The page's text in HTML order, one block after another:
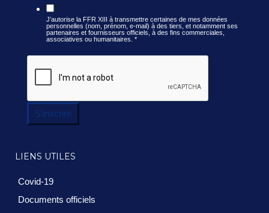
J’autorise la FFR XIII à transmettre certaines de mes données
personnelles (nom, prénom, e-mail) à des tiers, et notamment ses
partenaires et fournisseurs officiels, à des fins commerciales,
associatives ou humanitaires. *
S'inscrire
LIENS UTILES
Covid-19
Documents officiels